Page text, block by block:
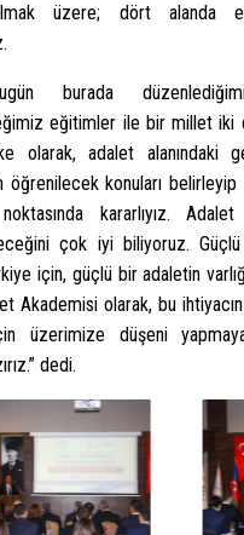
üzere; dört alanda
burada
eğitimler ile bir millet iki
olarak, adalet alanındaki
öğrenilecek konuları
kararlıyız.
çok iyi biliyoruz.
için, güçlü bir adaletin
Akademisi olarak, bu
üzerimize düşeni
dedi.